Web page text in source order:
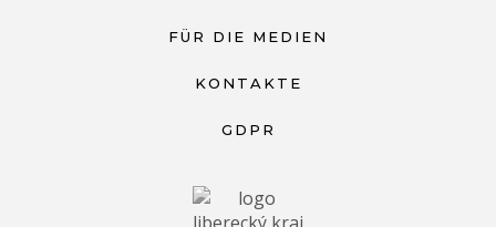
FÜR DIE MEDIEN
KONTAKTE
GDPR